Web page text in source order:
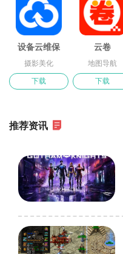
设备云维保
摄影美化
下载
云卷
地图导航
下载
推荐资讯